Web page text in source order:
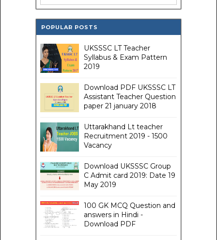
POPULAR POSTS
UKSSSC LT Teacher
Syllabus & Exam Pattern
2019
Download PDF UKSSSC LT
Assistant Teacher Question
paper 21 january 2018
Uttarakhand Lt teacher
Recruitment 2019 - 1500
Vacancy
Download UKSSSC Group
C Admit card 2019: Date 19
May 2019
100 GK MCQ Question and
answers in Hindi -
Download PDF